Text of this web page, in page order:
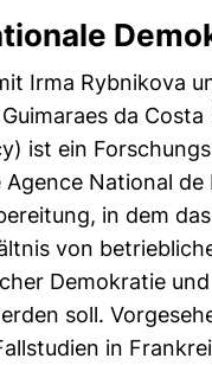
Irma Rybnikova
da Costa
ist ein
Agence National de
in dem das
von
Demokratie
soll.
in